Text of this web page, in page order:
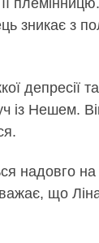
зникає з
депресії та
із Нешем.
надовго
що